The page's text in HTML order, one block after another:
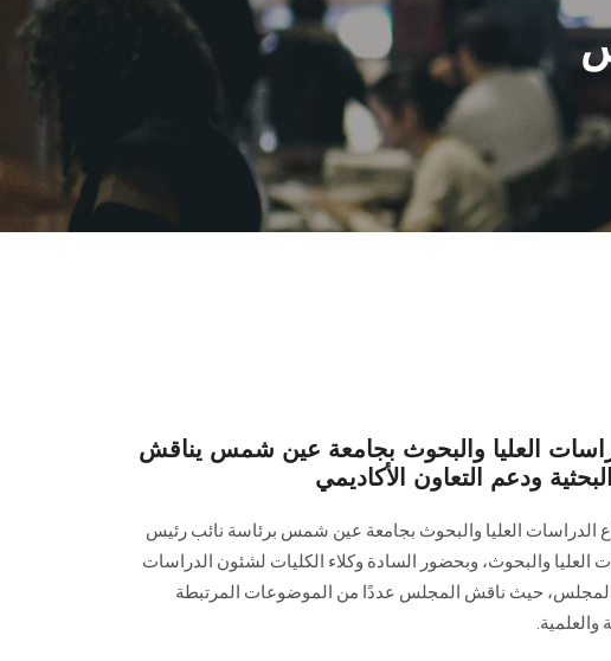
العليا والبحوث بجامعة عين شمس يناقش
ودعم التعاون الأكاديمي
العليا والبحوث بجامعة عين شمس برئاسة نائب رئيس
العليا والبحوث، وبحضور السادة وكلاء الكليات لشئون الدراسات
المجلس، حيث ناقش المجلس عددًا من الموضوعات المرتبطة
والعلمية.